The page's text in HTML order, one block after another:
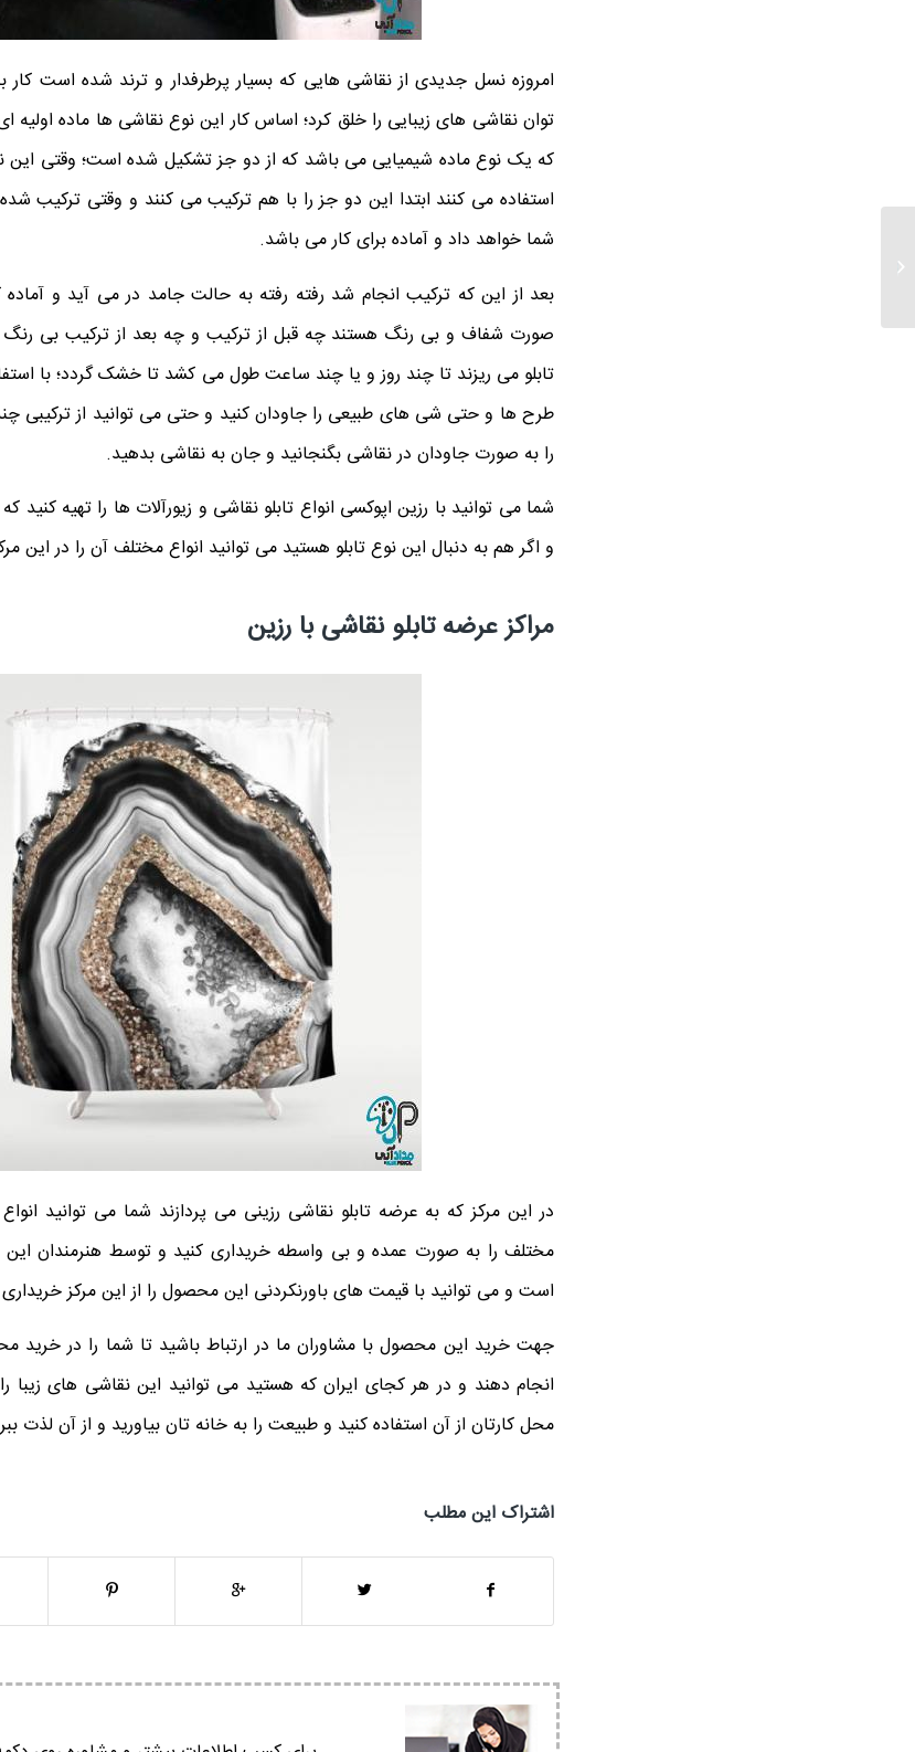
امروزه نسل جدیدی از نقاشی هایی که بسیار پرطرفدار و ترند شده است
توان نقاشی های زیبایی را خلق کرد؛ اساس کار این نوع نقاشی ها ماده اولیه
که یک نوع ماده شیمیایی می باشد که از دو جز تشکیل شده است؛ وقتی این
استفاده می کنند ابتدا این دو جز را با هم ترکیب می کنند و وقتی ترکیب
شما خواهد داد و آماده برای کار می باشد.
بعد از این که ترکیب انجام شد رفته رفته به حالت جامد در می آید و آماده
صورت شفاف و بی رنگ هستند چه قبل از ترکیب و چه بعد از ترکیب بی
تابلو می ریزند تا چند روز و یا چند ساعت طول می کشد تا خشک گردد؛ با
طرح ها و حتی شی های طبیعی را جاودان کنید و حتی می توانید از ترکیبی
را به صورت جاودان در نقاشی بگنجانید و جان به نقاشی بدهید.
شما می توانید با رزین اپوکسی انواع تابلو نقاشی و زیورآلات ها را تهیه کنید
و اگر هم به دنبال این نوع تابلو هستید می توانید انواع مختلف آن را در این
مراکز عرضه تابلو نقاشی با رزین
در این مرکز که به عرضه تابلو نقاشی رزینی می پردازند شما می توانید انواع
مختلف را به صورت عمده و بی واسطه خریداری کنید و توسط هنرمندان این
است و می توانید با قیمت های باورنکردنی این محصول را از این مرکز
جهت خرید این محصول با مشاوران ما در ارتباط باشید تا شما را در خرید
انجام دهند و در هر کجای ایران که هستید می توانید این نقاشی های زیبا
محل کارتان از آن استفاده کنید و طبیعت را به خانه تان بیاورید و از آن لذت
اشتراک این مطلب